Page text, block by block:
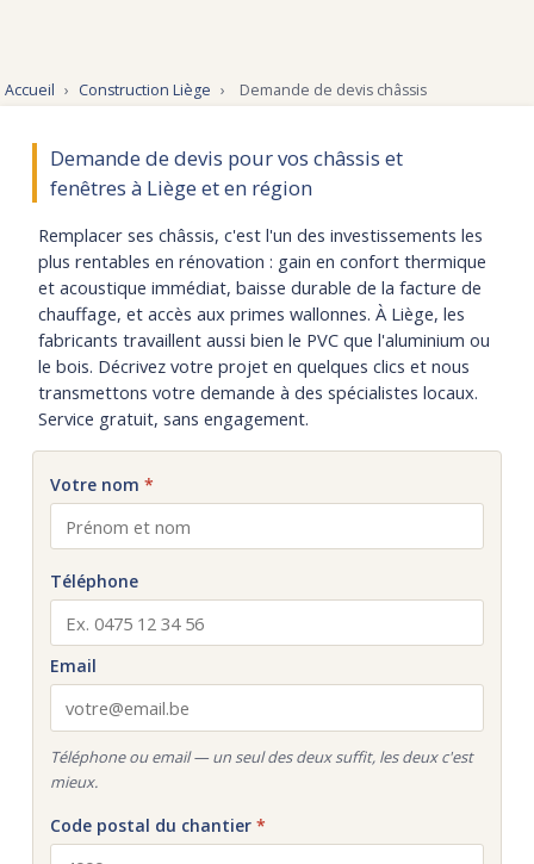
Accueil › Construction Liège › Demande de devis châssis
Demande de devis pour vos châssis et
fenêtres à Liège et en région
Remplacer ses châssis, c'est l'un des investissements les
plus rentables en rénovation : gain en confort thermique
et acoustique immédiat, baisse durable de la facture de
chauffage, et accès aux primes wallonnes. À Liège, les
fabricants travaillent aussi bien le PVC que l'aluminium ou
le bois. Décrivez votre projet en quelques clics et nous
transmettons votre demande à des spécialistes locaux.
Service gratuit, sans engagement.
Votre nom*
Téléphone
Email
Téléphone ou email — un seul des deux suffit, les deux c'est
mieux.
Code postal du chantier*